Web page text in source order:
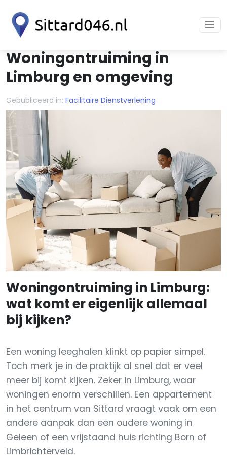
Woningontruiming in
Limburg en omgeving
Gebubliceerd in: Facilitaire Dienstverlening
Woningontruiming in Limburg:
wat komt er eigenlijk allemaal
bij kijken?
Een woning leeghalen klinkt op papier simpel.
Toch merk je in de praktijk al snel dat er veel
meer bij komt kijken. Zeker in Limburg, waar
woningen enorm verschillen. Een appartement
in het centrum van Sittard vraagt vaak om een
andere aanpak dan een oudere woning in
Geleen of een vrijstaand huis richting Born of
Limbrichterveld.